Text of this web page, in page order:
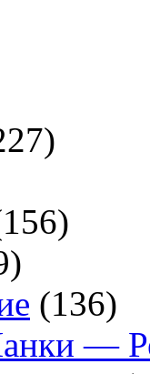
(136)
—